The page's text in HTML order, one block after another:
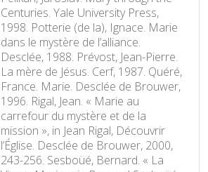
Centuries. Yale University Press,
1998. Potterie (de la), Ignace. Marie
dans le mystère de l’alliance.
Desclée, 1988. Prévost, Jean-Pierre.
La mère de Jésus. Cerf, 1987. Quéré,
France. Marie. Desclée de Brouwer,
1996. Rigal, Jean. « Marie au
carrefour du mystère et de la
mission », in Jean Rigal, Découvrir
l’Église. Desclée de Brouwer, 2000,
243-256. Sesboüé, Bernard. « La